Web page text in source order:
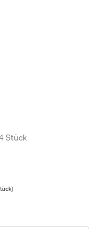
Stück